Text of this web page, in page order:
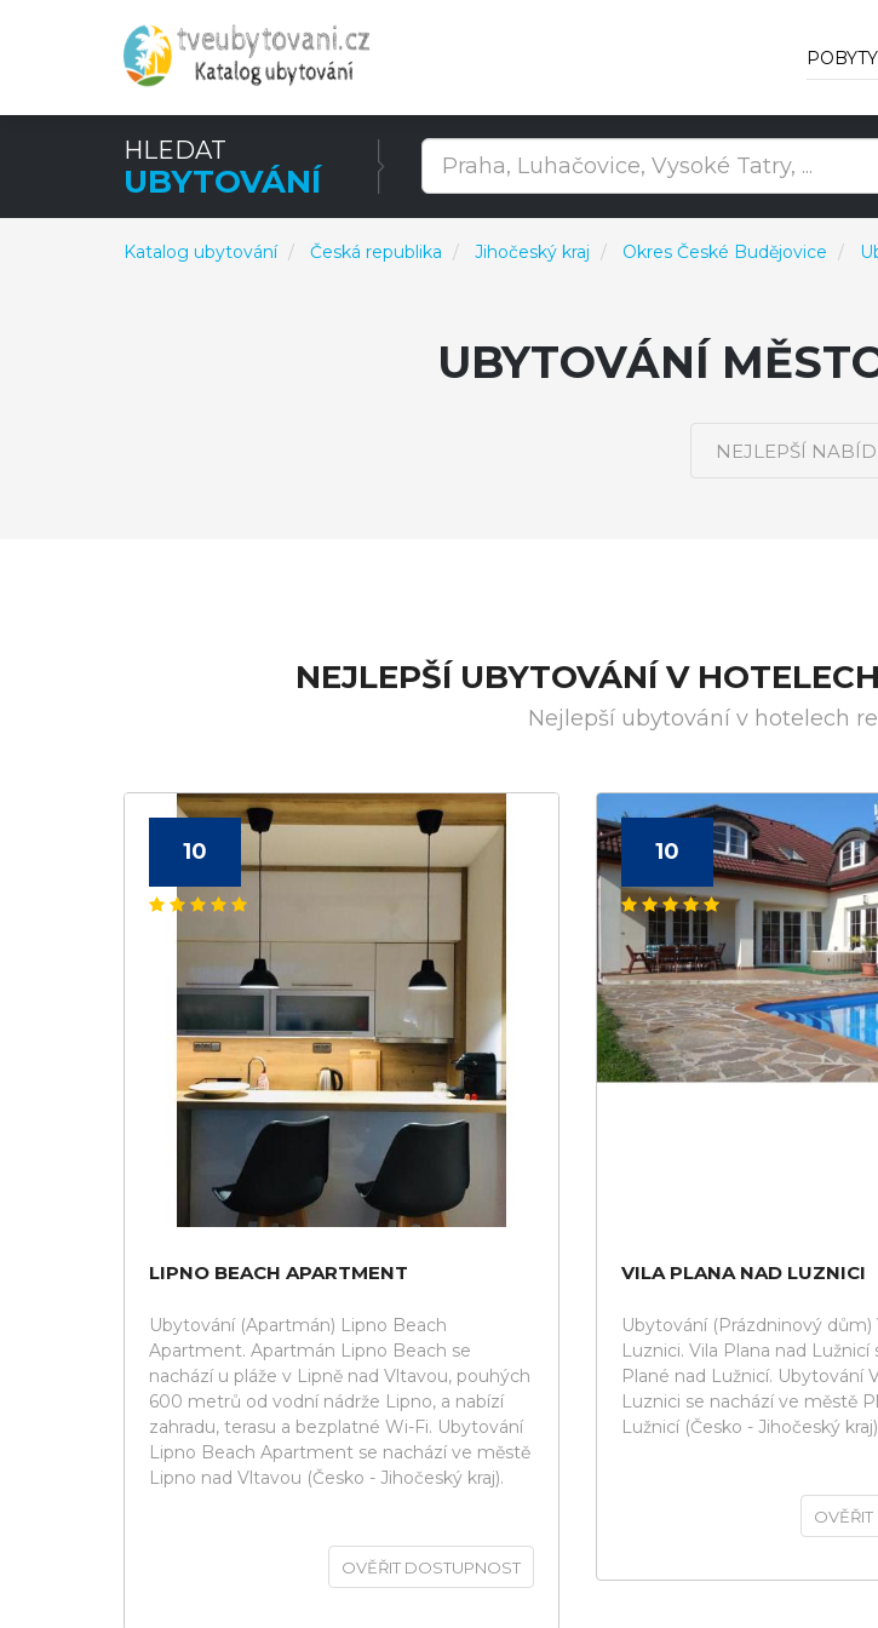
POBYTY
HLEDAT
UBYTOVÁNÍ
Katalog ubytování Česká republika Jihočeský kraj Okres České Budějovice
UBYTOVÁNÍ
NEJLEPŠÍ
NEJLEPŠÍ UBYTOVÁNÍ V
Nejlepší ubytování v hotelech
10
LIPNO BEACH APARTMENT
Ubytování (Apartmán) Lipno Beach
Apartment. Apartmán Lipno Beach se
nachází u pláže v Lipně nad Vltavou, pouhých
600 metrů od vodní nádrže Lipno, a nabízí
zahradu, terasu a bezplatné Wi-Fi. Ubytování
Lipno Beach Apartment se nachází ve městě
Lipno nad Vltavou (Česko - Jihočeský kraj).
OVĚŘIT DOSTUPNOST
10
VILA PLANA NAD LUZNICI
Ubytování (Prázdninový dům)
Luznici. Vila Plana nad Lužnicí
Plané nad Lužnicí. Ubytování
Luznici se nachází ve městě
Lužnicí (Česko - Jihočeský